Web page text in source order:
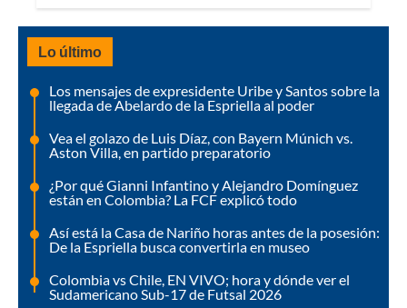
Lo último
Los mensajes de expresidente Uribe y Santos sobre la
llegada de Abelardo de la Espriella al poder
Vea el golazo de Luis Díaz, con Bayern Múnich vs.
Aston Villa, en partido preparatorio
¿Por qué Gianni Infantino y Alejandro Domínguez
están en Colombia? La FCF explicó todo
Así está la Casa de Nariño horas antes de la posesión:
De la Espriella busca convertirla en museo
Colombia vs Chile, EN VIVO; hora y dónde ver el
Sudamericano Sub-17 de Futsal 2026